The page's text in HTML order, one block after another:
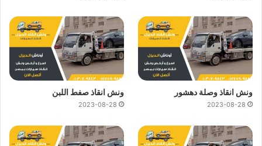
ونش انقاذ وصلة دهشور
2023-08-28
ونش انقاذ صفط اللبن
2023-08-28